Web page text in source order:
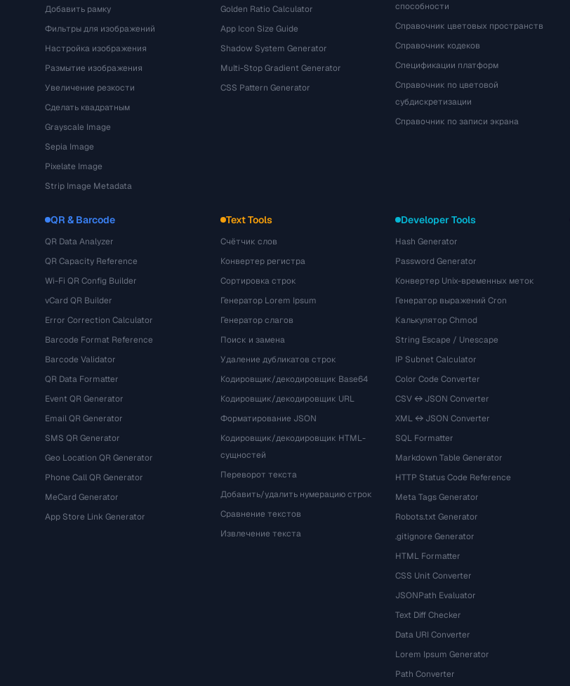
Добавить рамку
Фильтры для изображений
Настройка изображения
Размытие изображения
Увеличение резкости
Сделать квадратным
Grayscale Image
Sepia Image
Pixelate Image
Strip Image Metadata
Golden Ratio Calculator
App Icon Size Guide
Shadow System Generator
Multi-Stop Gradient Generator
CSS Pattern Generator
способности
Справочник цветовых пространств
Справочник кодеков
Спецификации платформ
Справочник по цветовой
субдискретизации
Справочник по записи экрана
QR & Barcode
QR Data Analyzer
QR Capacity Reference
Wi-Fi QR Config Builder
vCard QR Builder
Error Correction Calculator
Barcode Format Reference
Barcode Validator
QR Data Formatter
Event QR Generator
Email QR Generator
SMS QR Generator
Geo Location QR Generator
Phone Call QR Generator
MeCard Generator
App Store Link Generator
Text Tools
Счётчик слов
Конвертер регистра
Сортировка строк
Генератор Lorem Ipsum
Генератор слагов
Поиск и замена
Удаление дубликатов строк
Кодировщик/декодировщик Base64
Кодировщик/декодировщик URL
Форматирование JSON
Кодировщик/декодировщик HTML-
сущностей
Переворот текста
Добавить/удалить нумерацию строк
Сравнение текстов
Извлечение текста
Developer Tools
Hash Generator
Password Generator
Конвертер Unix-временных меток
Генератор выражений Cron
Калькулятор Chmod
String Escape / Unescape
IP Subnet Calculator
Color Code Converter
CSV ↔ JSON Converter
XML ↔ JSON Converter
SQL Formatter
Markdown Table Generator
HTTP Status Code Reference
Meta Tags Generator
Robots.txt Generator
.gitignore Generator
HTML Formatter
CSS Unit Converter
JSONPath Evaluator
Text Diff Checker
Data URI Converter
Lorem Ipsum Generator
Path Converter